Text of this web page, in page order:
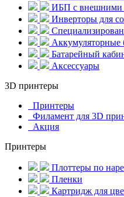
ИБП с внешними
Инверторы для
Аккумуляторные
Батарейный
Аксессуары
3D принтеры
Принтеры
Филамент для 3D
Акция
Принтеры
Плоттеры по
Пленки
Картридж для